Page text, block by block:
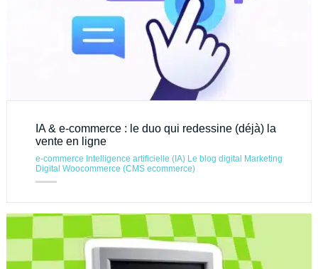
IA & e-commerce : le duo qui redessine (déjà) la
vente en ligne
e-commerce Intelligence artificielle (IA) Le blog digital Marketing
Digital Woocommerce (CMS ecommerce)